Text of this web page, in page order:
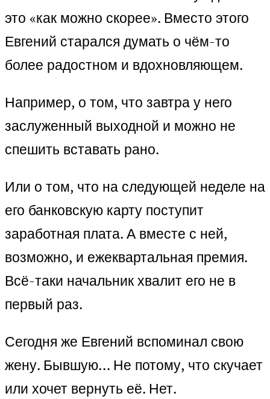
это «как можно скорее». Вместо этого
Евгений старался думать о чём-то
более радостном и вдохновляющем.
Например, о том, что завтра у него
заслуженный выходной и можно не
спешить вставать рано.
Или о том, что на следующей неделе на
его банковскую карту поступит
заработная плата. А вместе с ней,
возможно, и ежеквартальная премия.
Всё-таки начальник хвалит его не в
первый раз.
Сегодня же Евгений вспоминал свою
жену. Бывшую… Не потому, что скучает
или хочет вернуть её. Нет.